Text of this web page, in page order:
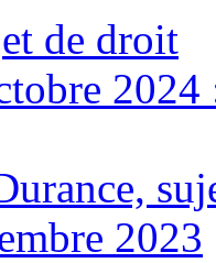
de droit
2024
2023